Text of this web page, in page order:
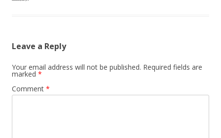
Leave a Reply
Your email address will not be published. Required fields are
marked *
Comment *